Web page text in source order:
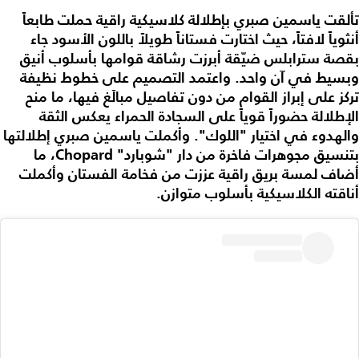
تألقت ياسمين صبري بإطلالة كلاسيكية راقية حملت طابعاً
أنثوياً لافتاً، حيث اختارت فستاناً طويلاً باللون الأسود جاء
بقصة سترابلس ضيّقة أبرزت رشاقة قوامها بأسلوب أنيق
وبسيط في آن واحد. واعتمد التصميم على خطوط نظيفة
تركز على إبراز القوام من دون تفاصيل مبالَغ فيها، ما منح
الإطلالة حضوراً قوياً على السجادة الحمراء يعكس الثقة
والهدوء في اختيار "اللوك". وأكملت ياسمين صبري إطلالتها
بتنسيق مجوهرات فاخرة من دار "شوبارد" Chopard، ما
أضاف لمسة بريق راقية عززت من فخامة الفستان وأكملت
أناقته الكلاسيكية بأسلوب متوازن.